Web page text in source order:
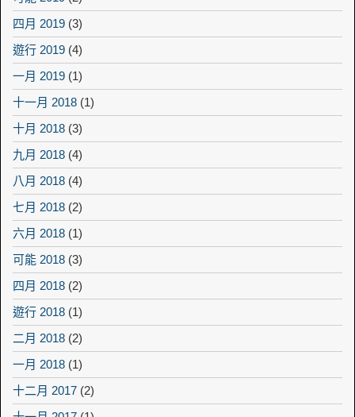
四月 2019 (3)
遊行 2019 (4)
一月 2019 (1)
十一月 2018 (1)
十月 2018 (3)
九月 2018 (4)
八月 2018 (4)
七月 2018 (2)
六月 2018 (1)
可能 2018 (3)
四月 2018 (2)
遊行 2018 (1)
二月 2018 (2)
一月 2018 (1)
十二月 2017 (2)